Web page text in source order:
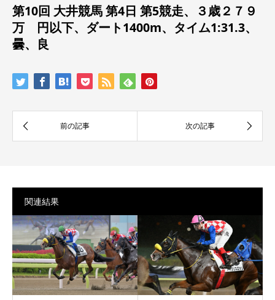
第10回 大井競馬 第4日 第5競走、
３歳２７９
万 円以下、 ダート1400m、タイム1:31.3、
曇、良
関連結果